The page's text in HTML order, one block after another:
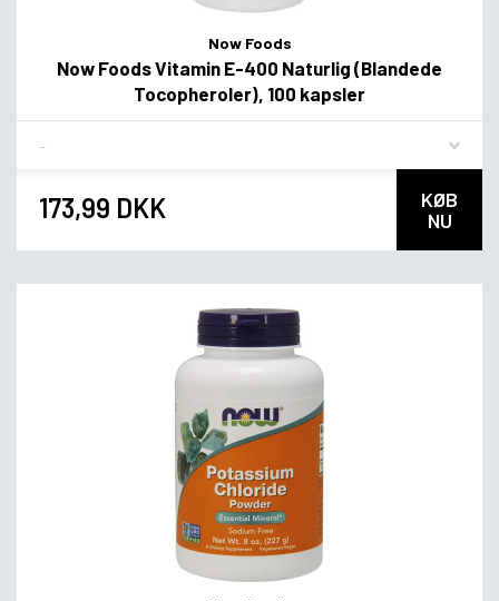
Now Foods
Now Foods Vitamin E-400 Naturlig (Blandede
Tocopheroler), 100 kapsler
173,99 DKK
KØB
NU